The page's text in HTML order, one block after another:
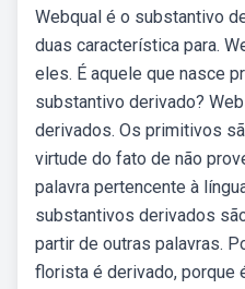
Webqual é o substantivo
duas característica para.
eles. É aquele que nasce
substantivo derivado?
derivados. Os primitivos
virtude do fato de não
palavra pertencente à
substantivos derivados
partir de outras palavras.
florista é derivado, porque